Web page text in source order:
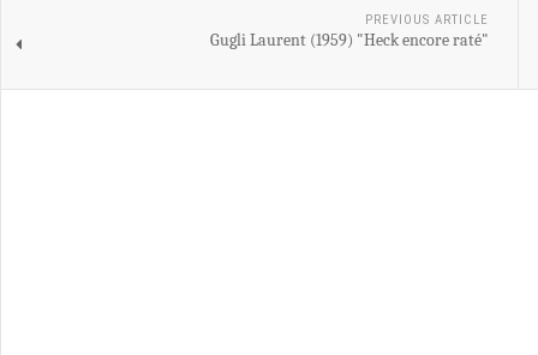
PREVIOUS ARTICLE
Gugli Laurent (1959) "Heck encore raté"